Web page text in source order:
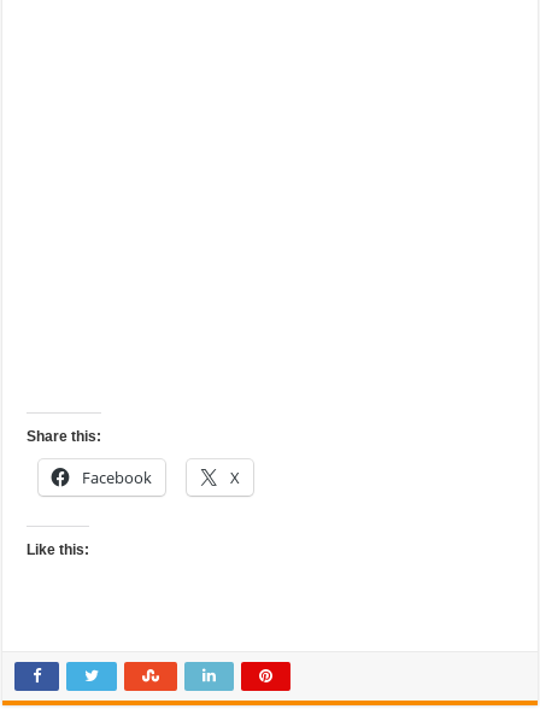
Share this:
Facebook X
Like this: